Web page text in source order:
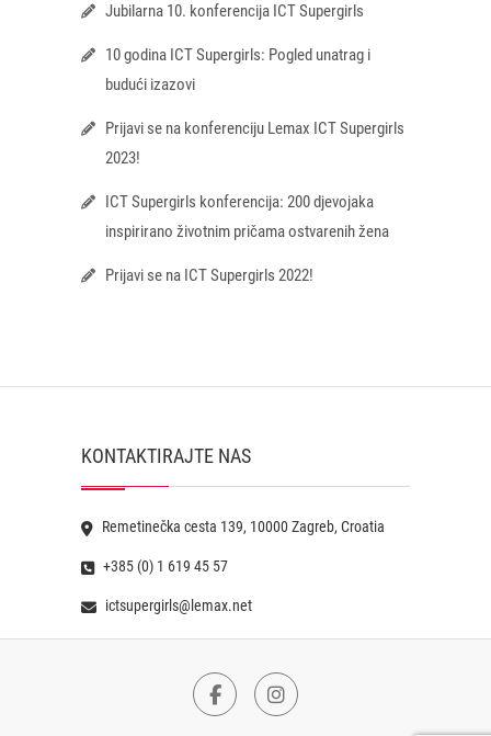
Jubilarna 10. konferencija ICT Supergirls
10 godina ICT Supergirls: Pogled unatrag i
budući izazovi
Prijavi se na konferenciju Lemax ICT Supergirls
2023!
ICT Supergirls konferencija: 200 djevojaka
inspirirano životnim pričama ostvarenih žena
Prijavi se na ICT Supergirls 2022!
KONTAKTIRAJTE NAS
Remetinečka cesta 139, 10000 Zagreb, Croatia
+385 (0) 1 619 45 57
ictsupergirls@lemax.net
FacebookInstagram